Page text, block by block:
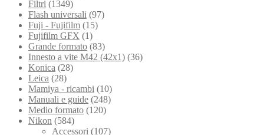
Filtri (1349)
Flash universali (97)
Fuji - Fujifilm (15)
Fujifilm GFX (1)
Grande formato (83)
Innesto a vite M42 (42x1) (36)
Konica (28)
Leica (28)
Mamiya - ricambi (10)
Manuali e guide (248)
Medio formato (120)
Nikon (584)
Accessori (107)